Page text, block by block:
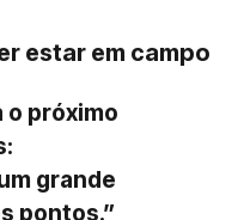
estar em campo
o próximo
grande
pontos.”